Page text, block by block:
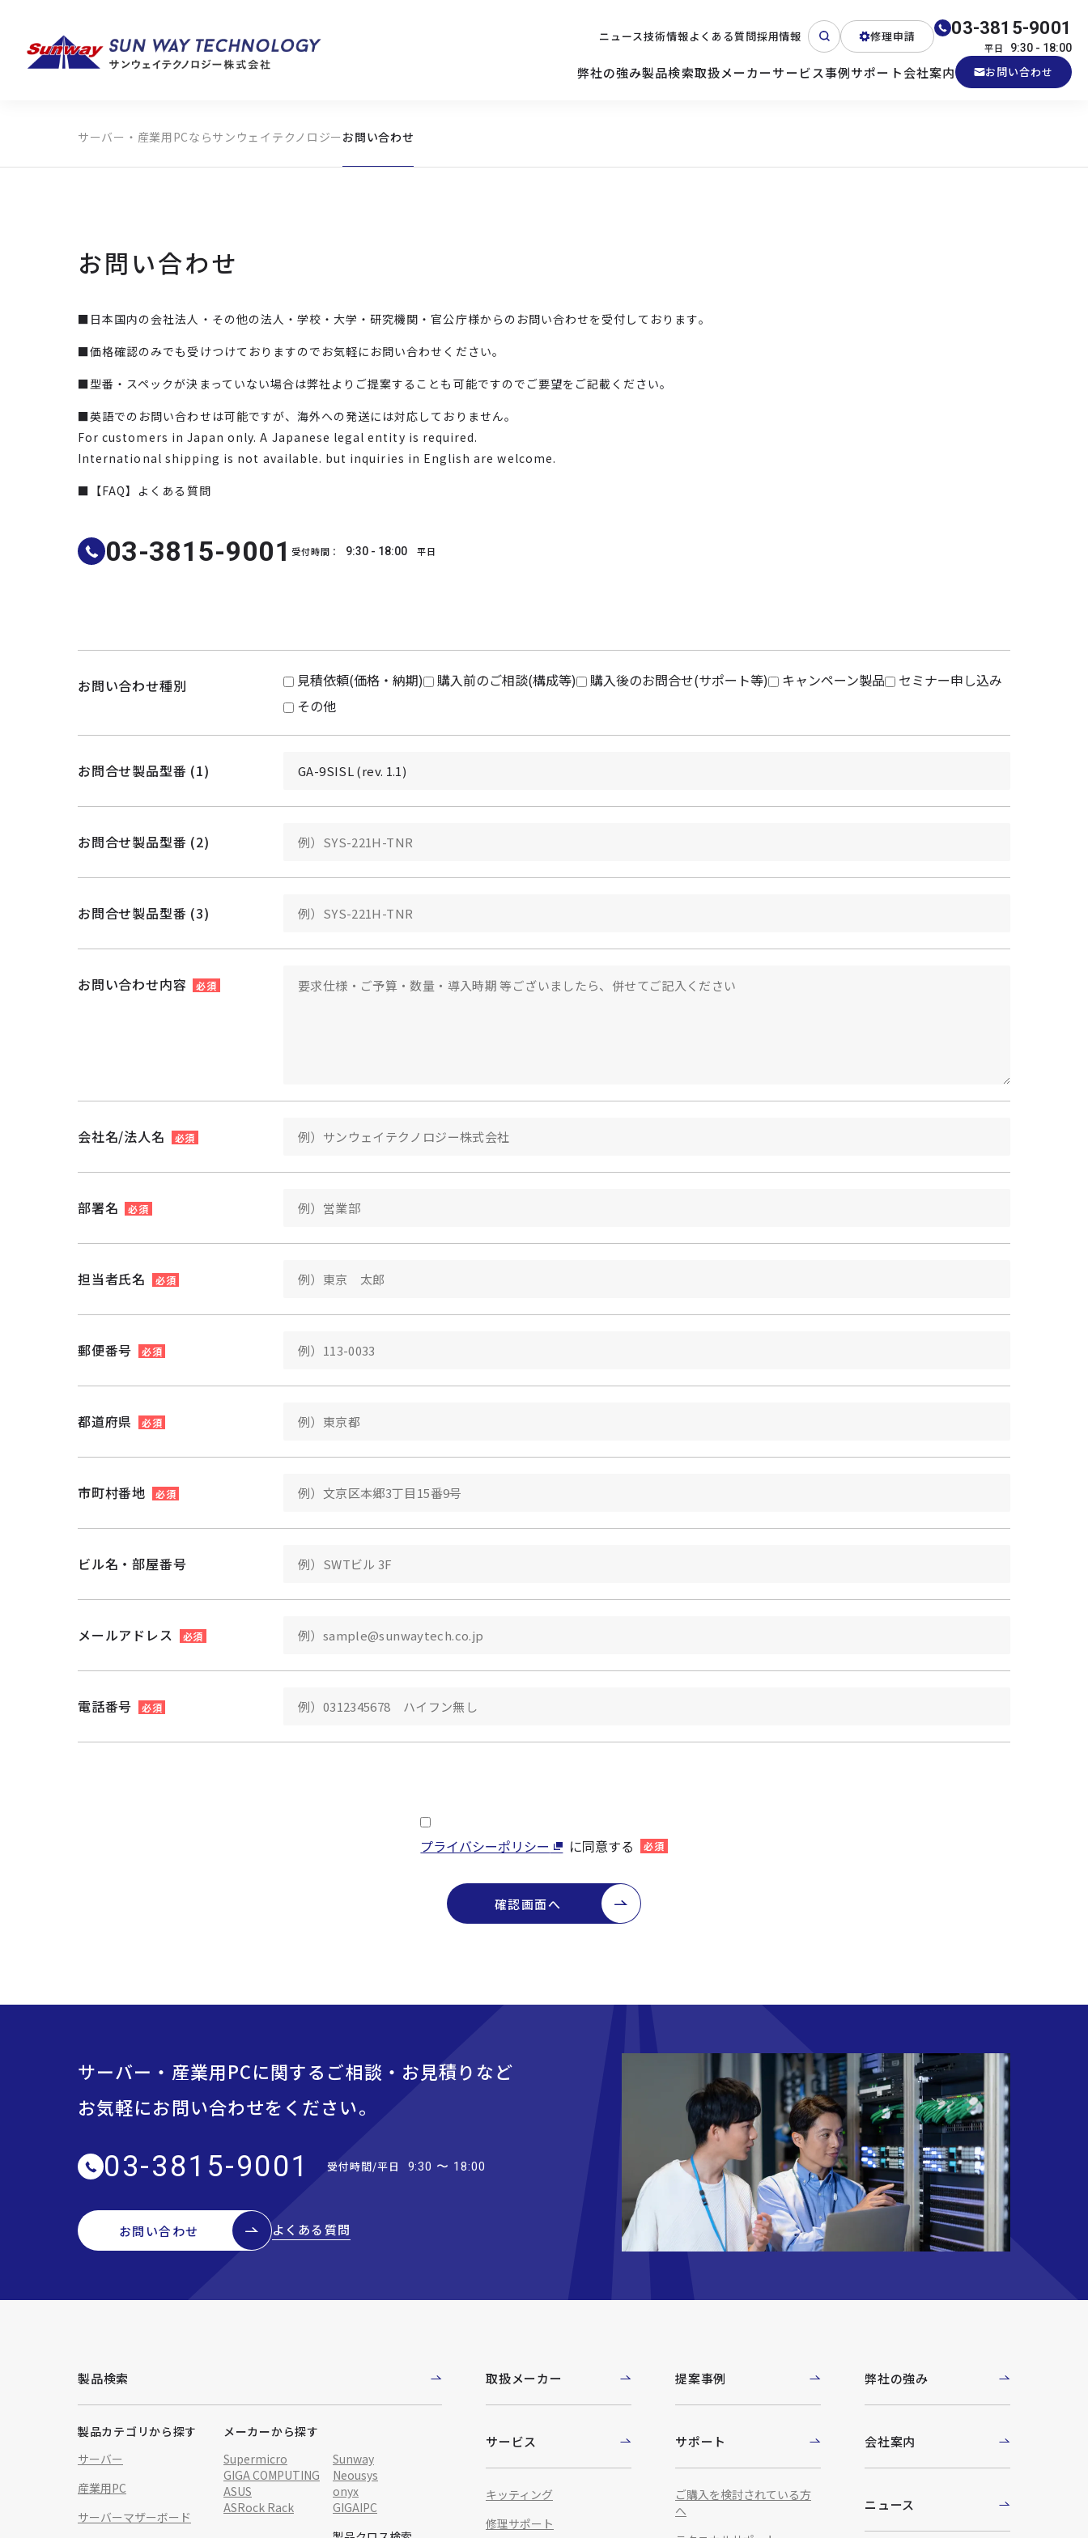
ニュース技術情報よくある質問採用情報 修理申請 03-3815-9001
平日 9:30 - 18:00
弊社の強み製品検索
製品カテゴリから探す
メーカーから探す
サーバー 産業用PC
取扱メーカーサービス事例サポート会社案内 お問い合わせ
サーバー・産業用PCならサンウェイテクノロジー お問い合わせ
お問い合わせ
■日本国内の会社法人・その他の法人・学校・大学・研究機関・官公庁様からのお問い合わせを受付しております。
■価格確認のみでも受けつけておりますのでお気軽にお問い合わせください。
■型番・スペックが決まっていない場合は弊社よりご提案することも可能ですのでご要望をご記載ください。
■英語でのお問い合わせは可能ですが、海外への発送には対応しておりません。
For customers in Japan only. A Japanese legal entity is required.
International shipping is not available. but inquiries in English are welcome.
■【FAQ】よくある質問
03-3815-9001 受付時間： 9:30 - 18:00 平日
お問い合わせ種別 見積依頼(価格・納期) 購入前のご相談(構成等) 購入後のお問合せ(サポート等) キャンペーン製品
セミナー申し込み
その他
お問合せ製品型番 (1)
お問合せ製品型番 (2)
お問合せ製品型番 (3)
お問い合わせ内容 必須
会社名/法人名 必須
部署名 必須
担当者氏名 必須
郵便番号 必須
都道府県 必須
市町村番地 必須
ビル名・部屋番号
メールアドレス 必須
電話番号 必須
プライバシーポリシー に同意する 必須
確認画面へ
サーバー・産業用PCに関するご相談・お見積りなど
お気軽にお問い合わせをください。
03-3815-9001 受付時間/平日 9:30 〜 18:00
お問い合わせ よくある質問
製品検索
製品カテゴリから探す
サーバー
産業用PC
サーバーマザーボード
メーカーから探す
Supermicro
Sunway
GIGA COMPUTING
Neousys
ASUS
onyx
ASRock Rack
GIGAIPC
取扱メーカー
サービス
キッティング
修理サポート
提案事例
サポート
ご購入を検討されている方
へ
弊社の強み
会社案内
ニュース